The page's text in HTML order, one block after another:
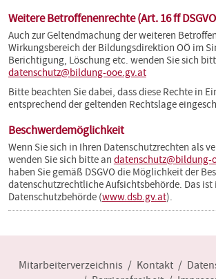
Weitere Betroffenenrechte (Art. 16 ff
Auch zur Geltendmachung der weiteren
Wirkungsbereich der Bildungsdirektion OÖ im
Berichtigung, Löschung etc. wenden Sie sich
datenschutz@bildung-ooe.gv.at
Bitte beachten Sie dabei, dass diese Rechte in
entsprechend der geltenden Rechtslage
Beschwerdemöglichkeit
Wenn Sie sich in Ihren Datenschutzrechten als
wenden Sie sich bitte an datenschutz@bildung-
haben Sie gemäß DSGVO die Möglichkeit der
datenschutzrechtliche Aufsichtsbehörde. Das ist
Datenschutzbehörde (www.dsb.gv.at).
Mitarbeiterverzeichnis Kontakt